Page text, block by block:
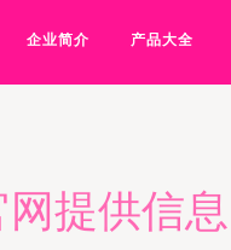
企业简介 产品大全
提供信